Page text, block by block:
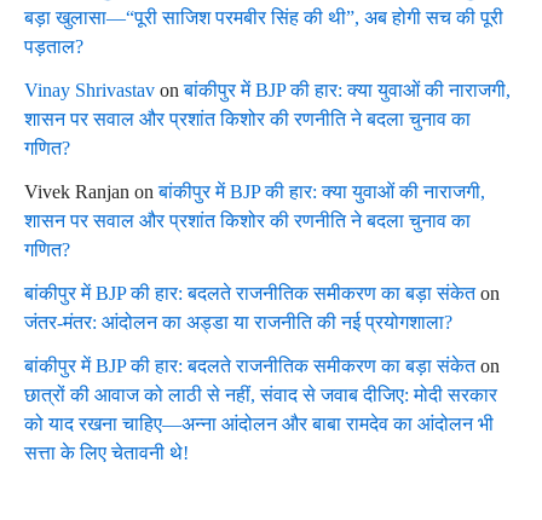
बड़ा खुलासा—“पूरी साजिश परमबीर सिंह की थी”, अब होगी सच की पूरी
पड़ताल?
Vinay Shrivastav onबांकीपुर में BJP की हार: क्या युवाओं की नाराजगी,
शासन पर सवाल और प्रशांत किशोर की रणनीति ने बदला चुनाव का
गणित?
Vivek Ranjan onबांकीपुर में BJP की हार: क्या युवाओं की नाराजगी,
शासन पर सवाल और प्रशांत किशोर की रणनीति ने बदला चुनाव का
गणित?
बांकीपुर में BJP की हार: बदलते राजनीतिक समीकरण का बड़ा संकेतon
जंतर-मंतर: आंदोलन का अड्डा या राजनीति की नई प्रयोगशाला?
बांकीपुर में BJP की हार: बदलते राजनीतिक समीकरण का बड़ा संकेतon
छात्रों की आवाज को लाठी से नहीं, संवाद से जवाब दीजिए: मोदी सरकार
को याद रखना चाहिए—अन्ना आंदोलन और बाबा रामदेव का आंदोलन भी
सत्ता के लिए चेतावनी थे!